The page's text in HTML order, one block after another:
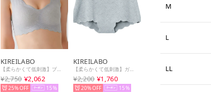
KIREILABO
【柔らかくて低刺激】ブラファンデ ・ノンワイヤーブラジャー 保湿 （トワイライトシルバー）
¥2,750 ¥2,062
25% 15
KIREILABO
【柔らかくて低刺激】ガードルファンデ・ショートソフトガードル 保湿【返品不可商品】 （トワイライトシルバー）
¥2,200 ¥1,760
20% 15
M
L
LL